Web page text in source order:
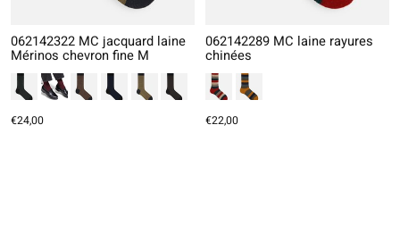
062142322 MC jacquard laine
Mérinos chevron fine M
€24,00
062142289 MC laine rayures
chinées
€22,00